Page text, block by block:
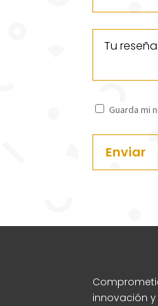
Guarda mi
Enviar
innovación